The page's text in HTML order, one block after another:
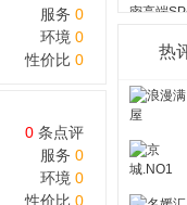
热
服务 0
环境 0
性价比 0
0 条点评
服务 0
环境 0
性价比 0